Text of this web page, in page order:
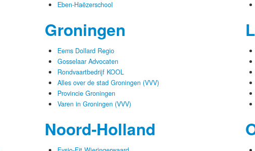
Eben-Haëzerschool
Groningen
Eems Dollard Regio
Gosselaar Advocaten
Rondvaartbedrijf KOOL
Alles over de stad Groningen (VVV)
Provincie Groningen
Varen in Groningen (VVV)
Noord-Holland